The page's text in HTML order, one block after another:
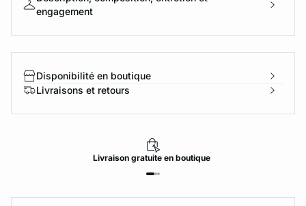
engagement
Disponibilité en boutique
Livraisons et retours
Livraisongratuiteen boutique